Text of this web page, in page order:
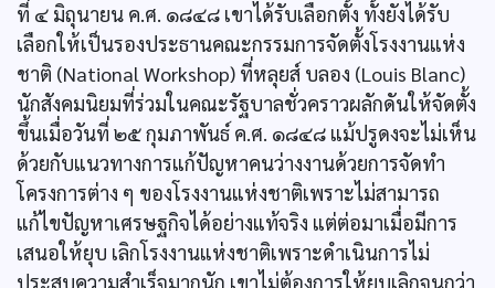
ที่ ๔ มิถุนายน ค.ศ. ๑๘๔๘ เขาได้รับเลือกตั้ง ทั้งยังได้รับ
เลือกให้เป็นรองประธานคณะกรรมการจัดตั้งโรงงานแห่ง
ชาติ (National Workshop) ที่หลุยส์ บลอง (Louis Blanc)
นักสังคมนิยมที่ร่วมในคณะรัฐบาลชั่วคราวผลักดันให้จัดตั้ง
ขึ้นเมื่อวันที่ ๒๕ กุมภาพันธ์ ค.ศ. ๑๘๔๘ แม้ปรูดงจะไม่เห็น
ด้วยกับแนวทางการแก้ปัญหาคนว่างงานด้วยการจัดทำ
โครงการต่าง ๆ ของโรงงานแห่งชาติเพราะไม่สามารถ
แก้ไขปัญหาเศรษฐกิจได้อย่างแท้จริง แต่ต่อมาเมื่อมีการ
เสนอให้ยุบ เลิกโรงงานแห่งชาติเพราะดำเนินการไม่
ประสบความสำเร็จมากนัก เขาไม่ต้องการให้ยุบเลิกจนกว่า